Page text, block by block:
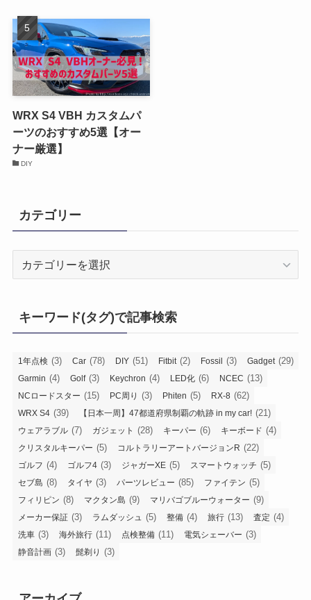
WRX S4 VBH カスタムパ
ーツのおすすめ5選【オー
ナー厳選】
DIY
カテゴリー
キーワード(タグ)で記事検索
1年点検 (3) Car (78) DIY (51) Fitbit (2) Fossil (3) Gadget (29)
Garmin (4) Golf(3) Keychron (4) LED化 (6) NCEC (13)
NCロードスター (15) PC周り (3) Phiten (5) RX-8 (62)
WRX S4 (39) 【日本一周】47都道府県制覇の軌跡 in my car! (21)
ウェアラブル (7) ガジェット (28) キーパー (6) キーボード (4)
クリスタルキーパー (5) コルトラリーアートバージョンR (22)
ゴルフ (4) ゴルフ4 (3) ジャガーXE (5) スマートウォッチ (5)
セブ島 (8) タイヤ (3) パーツレビュー (85) ファイテン (5)
フィリピン (8) マクタン島 (9) マリバゴブルーウォーター (9)
メーカー保証 (3) ラムダッシュ (5) 整備 (4) 旅行 (13) 査定 (4)
洗車 (3) 海外旅行 (11) 点検整備 (11) 電気シェーバー (3)
静音計画 (3) 髭剃り (3)